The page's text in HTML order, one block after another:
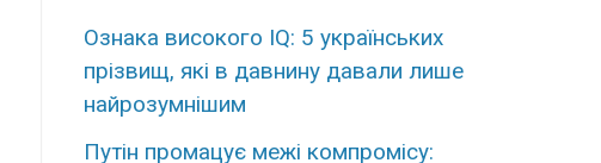
Ознака високого IQ: 5 українських
прізвищ, які в давнину давали лише
найрозумнішим
Путін промацує межі компромісу: